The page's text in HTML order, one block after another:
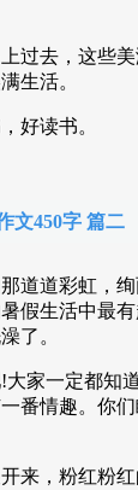
去，这些美
生活。
读书。
文450字 篇二
道彩虹，绚
假生活中最
了。
一定都知道
番情趣。你
，粉红粉红